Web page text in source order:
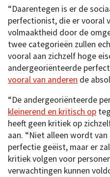
“Daarentegen is er de
perfectionist, die er vooral
volmaaktheid door de
twee categorieën zullen
vooral aan zichzelf hoge
andergeoriënteerde
vooral van anderen de
“De andergeoriënteerde
kleinerend en kritisch op
heeft geen kritiek op
aan. “Niet alleen wordt
perfectie geëist, maar er
kritiek volgen voor
verwachtingen kunnen